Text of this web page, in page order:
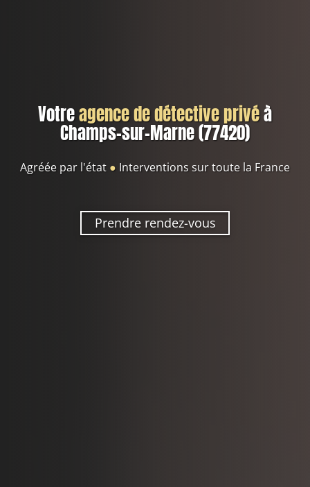
Votreagence de détective privéà
Champs-sur-Marne (77420)
Agréée par l'état ● Interventions sur toute la France
Prendre rendez-vous